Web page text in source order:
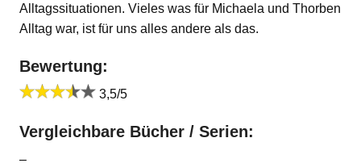
Alltagssituationen. Vieles was für Michaela und Thorben
Alltag war, ist für uns alles andere als das.
Bewertung:
3,5/5
Vergleichbare Bücher / Serien:
–